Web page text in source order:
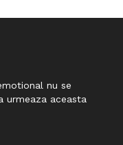
nu se
urmeaza aceasta